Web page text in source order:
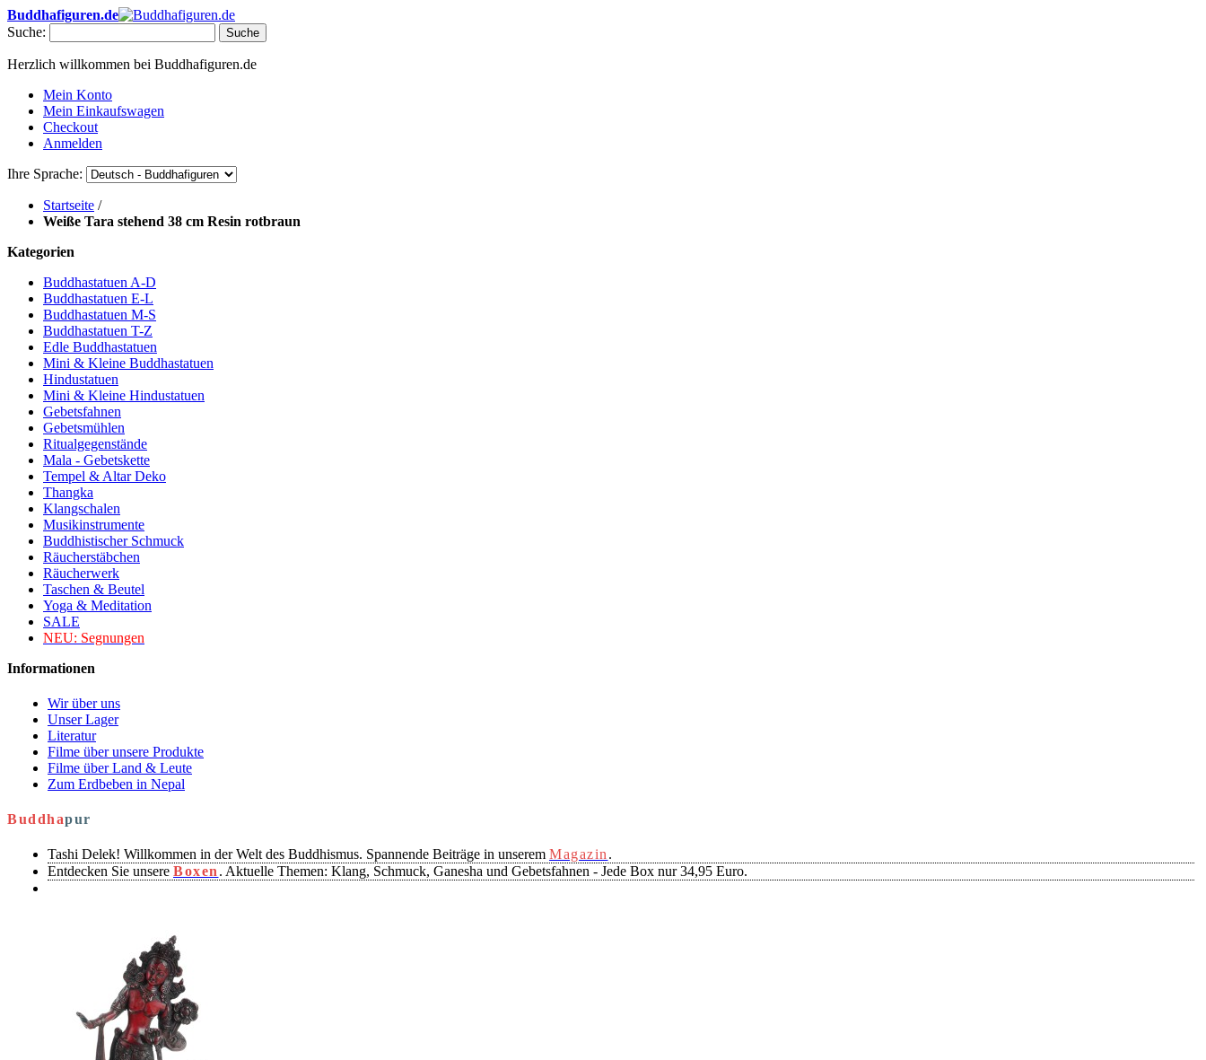
Buddhafiguren.de
Suche:
Suche
Herzlich willkommen bei Buddhafiguren.de
Mein Konto
Mein Einkaufswagen
Checkout
Anmelden
Ihre Sprache:
Startseite /
Weiße Tara stehend 38 cm Resin rotbraun
Kategorien
Buddhastatuen A-D
Buddhastatuen E-L
Buddhastatuen M-S
Buddhastatuen T-Z
Edle Buddhastatuen
Mini & Kleine Buddhastatuen
Hindustatuen
Mini & Kleine Hindustatuen
Gebetsfahnen
Gebetsmühlen
Ritualgegenstände
Mala - Gebetskette
Tempel & Altar Deko
Thangka
Klangschalen
Musikinstrumente
Buddhistischer Schmuck
Räucherstäbchen
Räucherwerk
Taschen & Beutel
Yoga & Meditation
SALE
NEU: Segnungen
Informationen
Wir über uns
Unser Lager
Literatur
Filme über unsere Produkte
Filme über Land & Leute
Zum Erdbeben in Nepal
Buddhapur
Tashi Delek! Willkommen in der Welt des Buddhismus. Spannende Beiträge in unserem Magazin .
Entdecken Sie unsere Boxen . Aktuelle Themen: Klang, Schmuck, Ganesha und Gebetsfahnen - Jede Box nur 34,95 Euro.